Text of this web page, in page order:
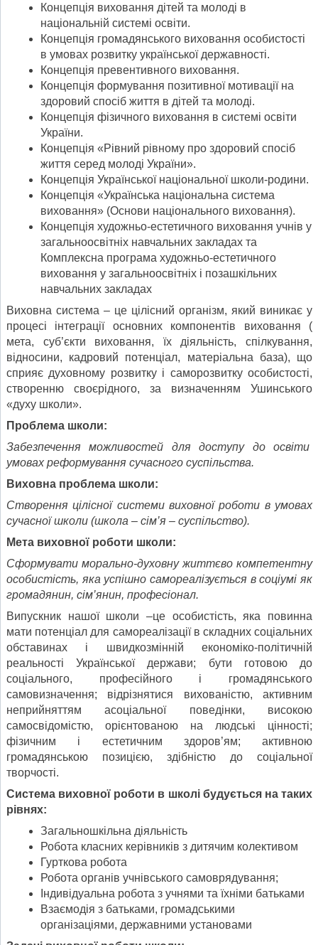
Концепція виховання дітей та молоді в
національній системі освіти.
Концепція громадянського виховання особистості
в умовах розвитку української державності.
Концепція превентивного виховання.
Концепція формування позитивної мотивації на
здоровий спосіб життя в дітей та молоді.
Концепція фізичного виховання в системі освіти
України.
Концепція «Рівний рівному про здоровий спосіб
життя серед молоді України».
Концепція Української національної школи-родини.
Концепція «Українська національна система
виховання» (Основи національного виховання).
Концепція художньо-естетичного виховання учнів у
загальноосвітніх навчальних закладах та
Комплексна програма художньо-естетичного
виховання у загальноосвітніх і позашкільних
навчальних закладах
Виховна система – це цілісний організм, який виникає у
процесі інтеграції основних компонентів виховання (
мета, суб’єкти виховання, їх діяльність, спілкування,
відносини, кадровий потенціал, матеріальна база), що
сприяє духовному розвитку і саморозвитку особистості,
створенню своєрідного, за визначенням Ушинського
«духу школи».
Проблема школи:
Забезпечення можливостей для доступу до освіти
умовах реформування сучасного суспільства.
Виховна проблема школи:
Створення цілісної системи виховної роботи в умовах
сучасної школи (школа – сім’я – суспільство).
Мета виховної роботи школи:
Сформувати морально-духовну життєво компетентну
особистість, яка успішно самореалізується в соціумі як
громадянин, сім’янин, професіонал.
Випускник нашої школи –це особистість, яка повинна
мати потенціал для самореалізації в складних соціальних
обставинах і швидкозмінній економіко-політичній
реальності Української держави; бути готовою до
соціального, професійного і громадянського
самовизначення; відрізнятися вихованістю, активним
неприйняттям асоціальної поведінки, високою
самосвідомістю, орієнтованою на людські цінності;
фізичним і естетичним здоров’ям; активною
громадянською позицією, здібністю до соціальної
творчості.
Система виховної роботи в школі будується на таких
рівнях:
Загальношкільна діяльність
Робота класних керівників з дитячим колективом
Гурткова робота
Робота органів учнівського самоврядування;
Індивідуальна робота з учнями та їхніми батьками
Взаємодія з батьками, громадськими
організаціями, державними установами